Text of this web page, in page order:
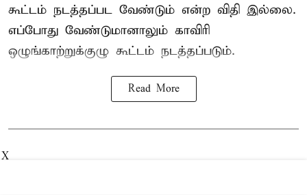
கூட்டம் நடத்தப்பட வேண்டும் என்ற விதி இல்லை.
எப்போது வேண்டுமானாலும் காவிரி
ஒழுங்காற்றுக்குழு கூட்டம் நடத்தப்படும்.
Read More
X